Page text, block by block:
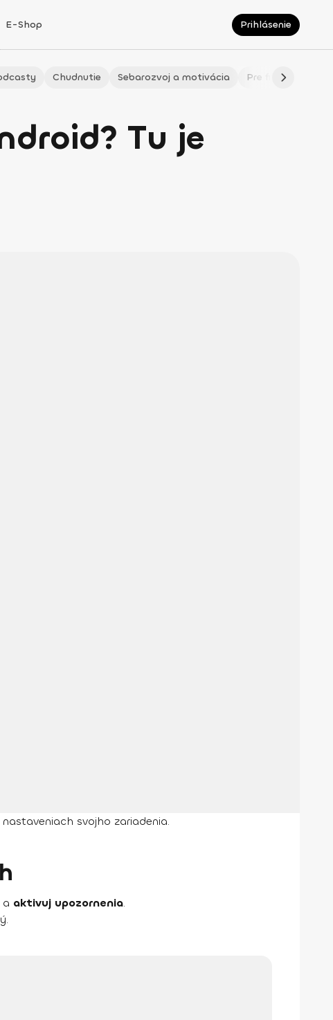
E-Shop Prihlásenie
Chudnutie Sebarozvoj a motivácia Pre fitmaminky
Tu je
svojho zariadenia.
a aktivuj upozornenia.